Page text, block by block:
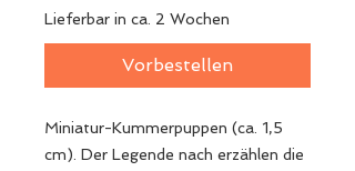
Lieferbar in ca. 2 Wochen
Vorbestellen
Miniatur-Kummerpuppen (ca. 1,5
cm). Der Legende nach erzählen die